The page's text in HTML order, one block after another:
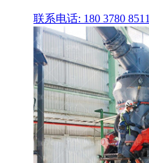
联系电话: 180 3780 8511